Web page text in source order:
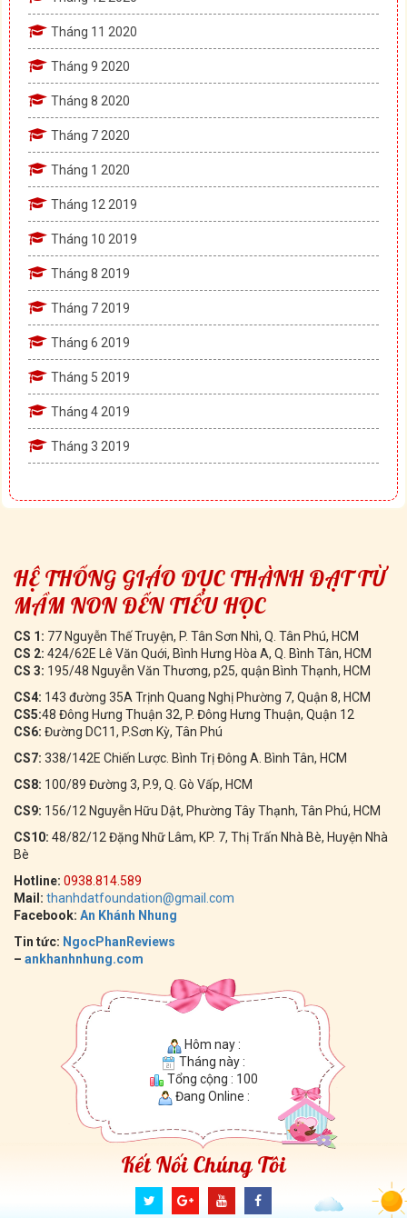
Tháng 11 2020
Tháng 9 2020
Tháng 8 2020
Tháng 7 2020
Tháng 1 2020
Tháng 12 2019
Tháng 10 2019
Tháng 8 2019
Tháng 7 2019
Tháng 6 2019
Tháng 5 2019
Tháng 4 2019
Tháng 3 2019
HỆ THỐNG GIÁO DỤC THÀNH ĐẠT TỪ
MẦM NON ĐẾN TIỂU HỌC
CS 1: 77 Nguyễn Thế Truyện, P. Tân Sơn Nhì, Q. Tân Phú, HCM
CS 2: 424/62E Lê Văn Quới, Bình Hưng Hòa A, Q. Bình Tân, HCM
CS 3: 195/48 Nguyễn Văn Thương, p25, quận Bình Thạnh, HCM
CS4: 143 đường 35A Trịnh Quang Nghị Phường 7, Quận 8, HCM
CS5:48 Đông Hưng Thuận 32, P. Đông Hưng Thuận, Quận 12
CS6: Đường DC11, P.Sơn Kỳ, Tân Phú
CS7: 338/142E Chiến Lược. Bình Trị Đông A. Bình Tân, HCM
CS8: 100/89 Đường 3, P.9, Q. Gò Vấp, HCM
CS9: 156/12 Nguyễn Hữu Dật, Phường Tây Thạnh, Tân Phú, HCM
CS10: 48/82/12 Đặng Nhữ Lâm, KP. 7, Thị Trấn Nhà Bè, Huyện Nhà
Bè
Hotline: 0938.814.589
Mail: thanhdatfoundation@gmail.com
Facebook: An Khánh Nhung
Tin tức: NgocPhanReviews
– ankhanhnhung.com
Hôm nay :
Tháng này :
Tổng cộng : 100
Đang Online :
Kết Nối Chúng Tôi